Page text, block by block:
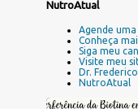
P
NutroAtual
Agende
Conheça
Siga meu
Visite meu
Dr.
NutroAtual